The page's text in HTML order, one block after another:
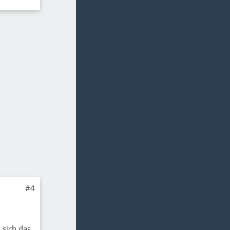
#4